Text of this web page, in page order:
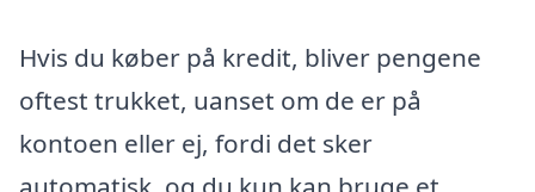
Hvis du køber på kredit, bliver pengene
oftest trukket, uanset om de er på
kontoen eller ej, fordi det sker